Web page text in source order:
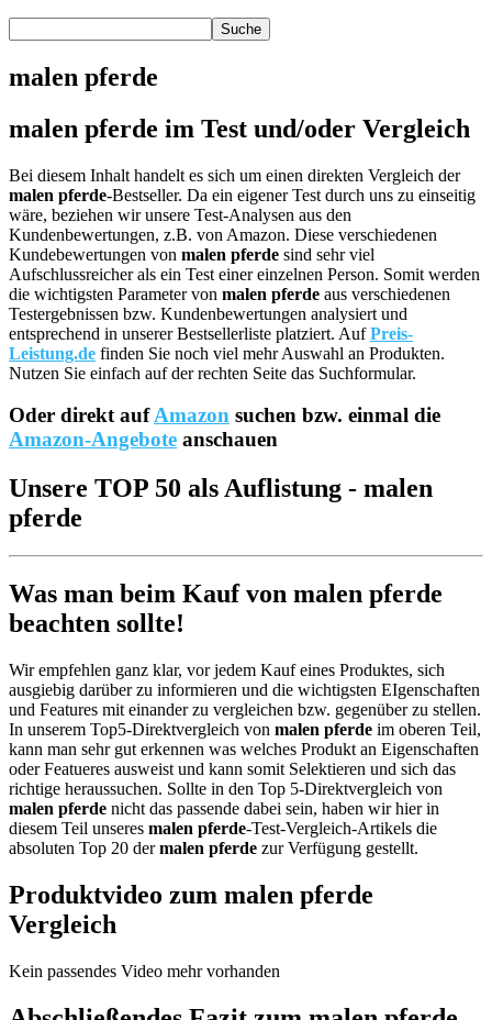
malen pferde
malen pferde im Test und/oder Vergleich
Bei diesem Inhalt handelt es sich um einen direkten Vergleich der
malen pferde-Bestseller. Da ein eigener Test durch uns zu einseitig
wäre, beziehen wir unsere Test-Analysen aus den
Kundenbewertungen, z.B. von Amazon. Diese verschiedenen
Kundebewertungen von malen pferde sind sehr viel
Aufschlussreicher als ein Test einer einzelnen Person. Somit werden
die wichtigsten Parameter von malen pferde aus verschiedenen
Testergebnissen bzw. Kundenbewertungen analysiert und
entsprechend in unserer Bestsellerliste platziert. AufPreis-
Leistung.de finden Sie noch viel mehr Auswahl an Produkten.
Nutzen Sie einfach auf der rechten Seite das Suchformular.
Oder direkt aufAmazon suchen bzw. einmal die
Amazon-Angebote anschauen
Unsere TOP 50 als Auflistung - malen
pferde
Was man beim Kauf von malen pferde
beachten sollte!
Wir empfehlen ganz klar, vor jedem Kauf eines Produktes, sich
ausgiebig darüber zu informieren und die wichtigsten EIgenschaften
und Features mit einander zu vergleichen bzw. gegenüber zu stellen.
In unserem Top5-Direktvergleich von malen pferde im oberen Teil,
kann man sehr gut erkennen was welches Produkt an Eigenschaften
oder Featueres ausweist und kann somit Selektieren und sich das
richtige heraussuchen. Sollte in den Top 5-Direktvergleich von
malen pferde nicht das passende dabei sein, haben wir hier in
diesem Teil unseres malen pferde-Test-Vergleich-Artikels die
absoluten Top 20 dermalen pferde zur Verfügung gestellt.
Produktvideo zum malen pferde
Vergleich
Kein passendes Video mehr vorhanden